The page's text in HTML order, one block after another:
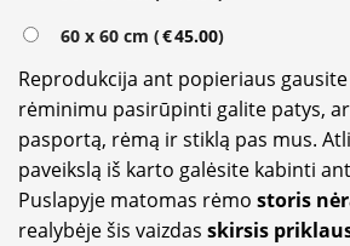
60 x 60 cm (€45.00)
Reprodukcija ant popieriaus
rėminimu pasirūpinti galite patys,
pasportą, rėmą ir stiklą pas mus.
paveikslą iš karto galėsite kabinti
Puslapyje matomas rėmo storis
realybėje šis vaizdas skirsis